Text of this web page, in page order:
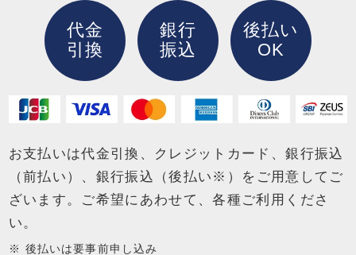
お支払いは代金引換、クレジットカード、銀行振込
（前払い）、銀行振込（後払い※）を ご用意してご
ざいます。ご希望にあわせて、各種ご利用くださ
い。
後払いは要事前申し込み
代金
引換
銀行
振込
後払い
OK